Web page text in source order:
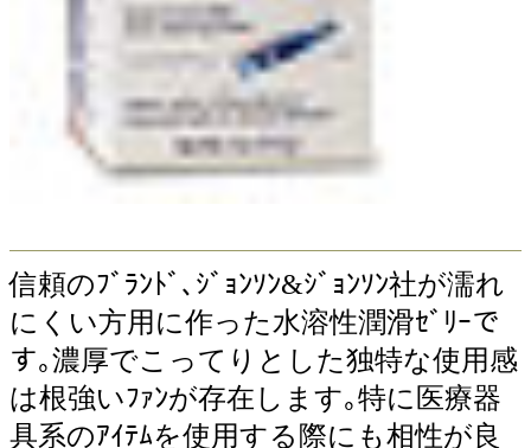
信頼のﾌﾞﾗﾝﾄﾞ､ｼﾞｮﾝｿﾝ&ｼﾞｮﾝｿﾝ社が濡れ
にくい方用に作った水溶性潤滑ｾﾞﾘｰで
す｡濃厚でこってりとした独特な使用感
は根強いﾌｧﾝが存在します｡特に医療器
具系のｱｲﾃﾑを使用する際にも相性が良